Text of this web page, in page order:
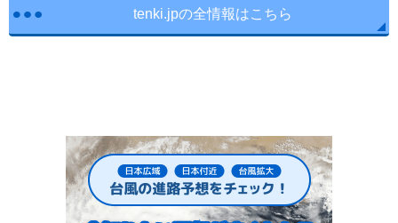
tenki.jpの全情報はこちら